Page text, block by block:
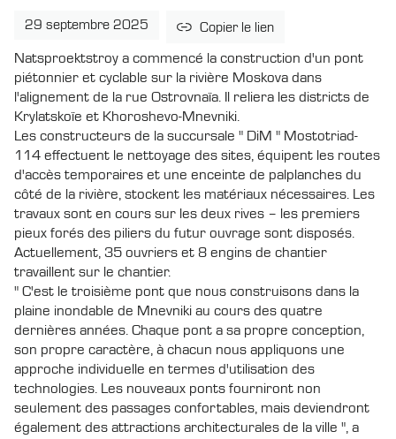
29 septembre 2025 Copier le lien
Natsproektstroy a commencé la construction d'un pont
piétonnier et cyclable sur la rivière Moskova dans
l'alignement de la rue Ostrovnaïa. Il reliera les districts de
Krylatskoïe et Khoroshevo-Mnevniki.
Les constructeurs de la succursale " DiM " Mostotriad-
114 effectuent le nettoyage des sites, équipent les routes
d'accès temporaires et une enceinte de palplanches du
côté de la rivière, stockent les matériaux nécessaires. Les
travaux sont en cours sur les deux rives – les premiers
pieux forés des piliers du futur ouvrage sont disposés.
Actuellement, 35 ouvriers et 8 engins de chantier
travaillent sur le chantier.
" C'est le troisième pont que nous construisons dans la
plaine inondable de Mnevniki au cours des quatre
dernières années. Chaque pont a sa propre conception,
son propre caractère, à chacun nous appliquons une
approche individuelle en termes d'utilisation des
technologies. Les nouveaux ponts fourniront non
seulement des passages confortables, mais deviendront
également des attractions architecturales de la ville ", a